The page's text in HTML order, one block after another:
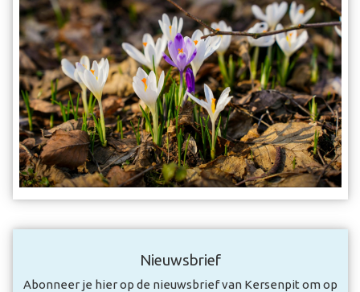
Nieuwsbrief
Abonneer je hier op de nieuwsbrief van Kersenpit om op